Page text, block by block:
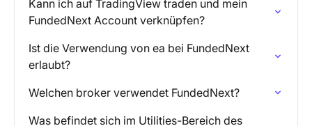
Kann ich auf TradingView traden und mein
FundedNext Account verknüpfen?
Ist die Verwendung von ea bei FundedNext
erlaubt?
Welchen broker verwendet FundedNext?
Was befindet sich im Utilities-Bereich des